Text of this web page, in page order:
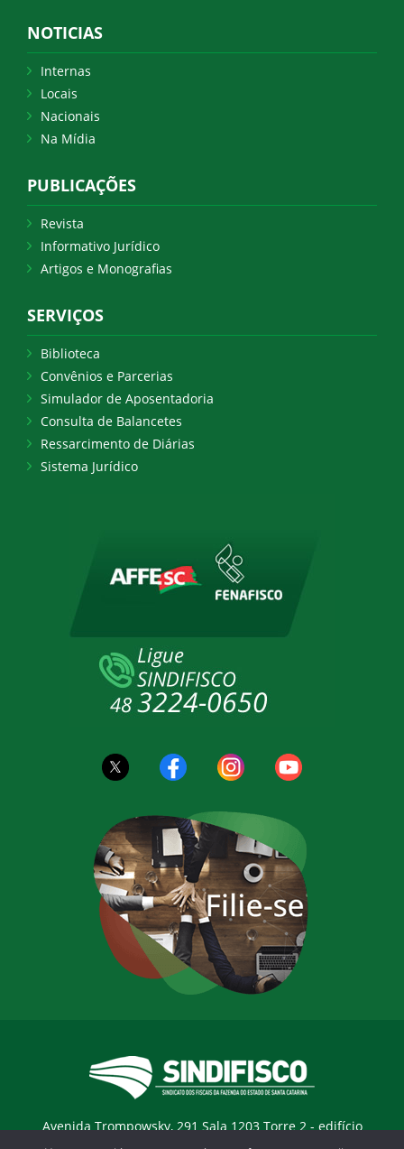
NOTICIAS
Internas
Locais
Nacionais
Na Mídia
PUBLICAÇÕES
Revista
Informativo Jurídico
Artigos e Monografias
SERVIÇOS
Biblioteca
Convênios e Parcerias
Simulador de Aposentadoria
Consulta de Balancetes
Ressarcimento de Diárias
Sistema Jurídico
Avenida Trompowsky, 291 Sala 1203 Torre 2 - edifício
Trompowsky Corporate - Centro - Florianopólis / SC - CEP: